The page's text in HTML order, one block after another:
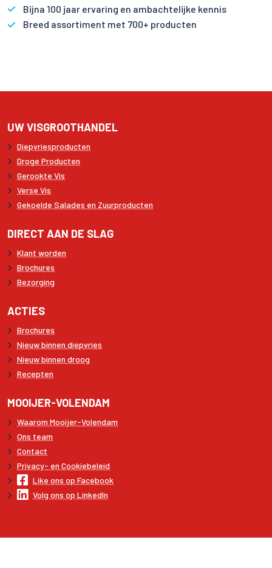
Bijna 100 jaar ervaring en ambachtelijke kennis
Breed assortiment met 700+ producten
UW VISGROOTHANDEL
Diepvriesproducten
Droge Producten
Gerookte Vis
Verse Vis
Gekoelde Salades en Zuurproducten
DIRECT AAN DE SLAG
Klant worden
Brochures
Bezorging
ACTIES
Brochures
Nieuw binnen diepvries
Nieuw binnen droog
Recepten
MOOIJER-VOLENDAM
Waarom Mooijer-Volendam
Ons team
Contact
Privacy- en Cookiebeleid
Like ons op Facebook
Volg ons op LinkedIn